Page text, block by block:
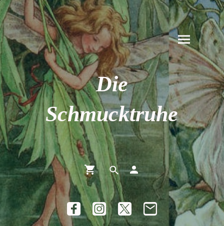
Die
Schmucktruhe